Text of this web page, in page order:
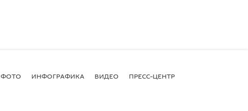
ФОТО ИНФОГРАФИКА ВИДЕО ПРЕСС-ЦЕНТР